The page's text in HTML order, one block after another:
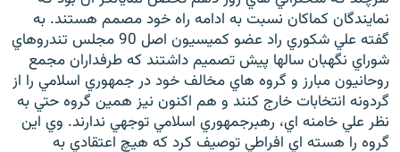
زبان‌های دیگر
نمايندگان کماکان نسبت به ادامه راه خود مصمم هستند. به
گفته علي شکوري راد عضو کميسيون اصل 90 مجلس تندروهاي
شوراي نگهبان سالها پيش تصميم داشتند که طرفداران مجمع
روحانيون مبارز و گروه هاي مخالف خود در جمهوري اسلامي را از
گردونه انتخابات خارج کنند و هم اکنون نيز همين گروه حتي به
نظر علي خامنه اي، رهبرجمهوري اسلامي توجهي ندارند. وي اين
گروه را هسته اي افراطي توصيف کرد که هيچ اعتقادي به